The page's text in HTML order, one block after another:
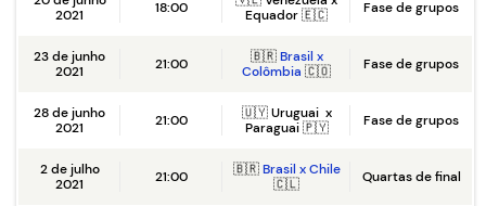
2021
18:00
Equador 🇪🇨
Fase de grupos
23 de junho
2021
21:00 🇧🇷Brasil x
Colômbia 🇨🇴 Fase de grupos
28 de junho
2021
21:00
🇺🇾 Uruguai x
Paraguai 🇵🇾
Fase de grupos
2 de julho
2021
21:00 🇧🇷Brasil x Chile
🇨🇱
Quartas de final